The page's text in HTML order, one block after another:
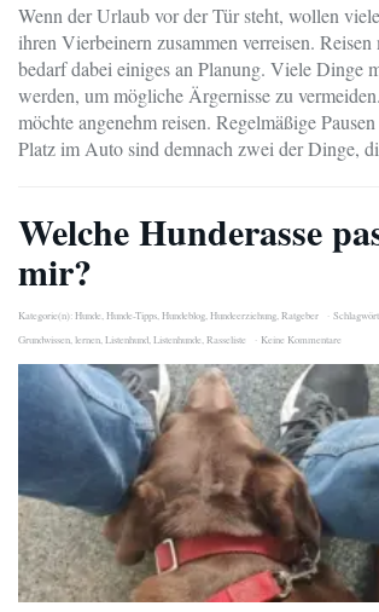
Wenn der Urlaub vor der Tür steht, wollen
ihren Vierbeinern zusammen verreisen.
bedarf dabei einiges an Planung. Viele Dinge
werden, um mögliche Ärgernisse zu
möchte angenehm reisen. Regelmäßige
Platz im Auto sind demnach zwei der Dinge,
Welche Hunderasse
mir?
Kategorie(n):Hunde Hunde-Tipps Hundeblog Hundeerziehung Ratgeber
Grundwissen lernen Listenhund Listenhunde Rasseliste Keine Kommentare